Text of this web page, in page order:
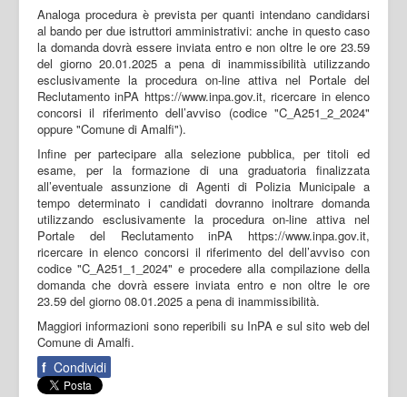
Analoga procedura è prevista per quanti intendano candidarsi
al bando per due istruttori amministrativi: anche in questo caso
la domanda dovrà essere inviata entro e non oltre le ore 23.59
del giorno 20.01.2025 a pena di inammissibilità utilizzando
esclusivamente la procedura on-line attiva nel Portale del
Reclutamento inPA https://www.inpa.gov.it, ricercare in elenco
concorsi il riferimento dell’avviso (codice "C_A251_2_2024"
oppure "Comune di Amalfi").
Infine per partecipare alla selezione pubblica, per titoli ed
esame, per la formazione di una graduatoria finalizzata
all’eventuale assunzione di Agenti di Polizia Municipale a
tempo determinato i candidati dovranno inoltrare domanda
utilizzando esclusivamente la procedura on-line attiva nel
Portale del Reclutamento inPA https://www.inpa.gov.it,
ricercare in elenco concorsi il riferimento del dell’avviso con
codice "C_A251_1_2024" e procedere alla compilazione della
domanda che dovrà essere inviata entro e non oltre le ore
23.59 del giorno 08.01.2025 a pena di inammissibilità.
Maggiori informazioni sono reperibili su InPA e sul sito web del
Comune di Amalfi.
f Condividi